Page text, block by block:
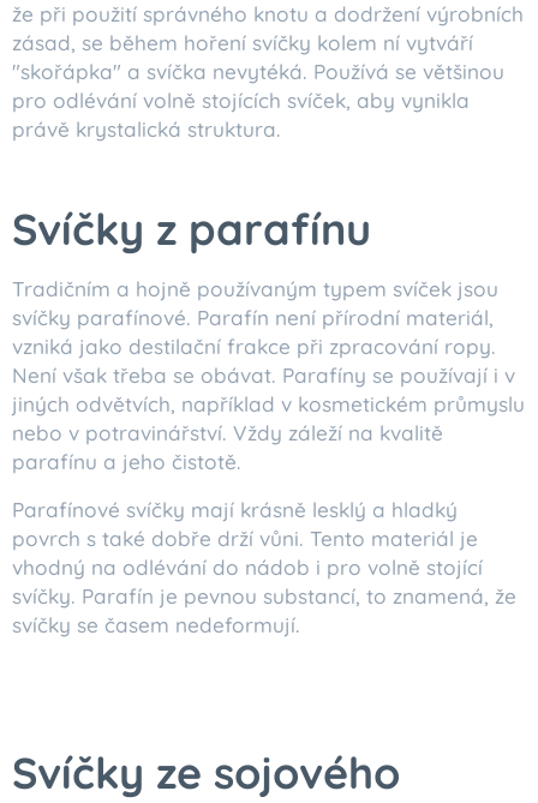
že při použití správného knotu a dodržení výrobních
zásad, se během hoření svíčky kolem ní vytváří
"skořápka" a svíčka nevytéká. Používá se většinou
pro odlévání volně stojících svíček, aby vynikla
právě krystalická struktura.
Svíčky z parafínu
Tradičním a hojně používaným typem svíček jsou
svíčky parafínové. Parafín není přírodní materiál,
vzniká jako destilační frakce při zpracování ropy.
Není však třeba se obávat. Parafíny se používají i v
jiných odvětvích, například v kosmetickém průmyslu
nebo v potravinářství. Vždy záleží na kvalitě
parafínu a jeho čistotě.
Parafínové svíčky mají krásně lesklý a hladký
povrch s také dobře drží vůni. Tento materiál je
vhodný na odlévání do nádob i pro volně stojící
svíčky. Parafín je pevnou substancí, to znamená, že
svíčky se časem nedeformují.
Svíčky ze sojového